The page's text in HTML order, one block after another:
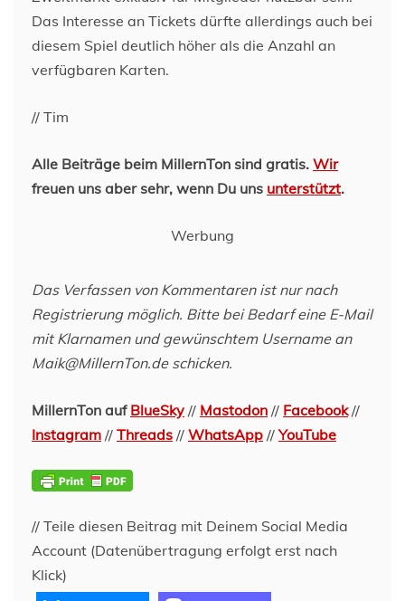
Das Interesse an Tickets dürfte allerdings auch bei
diesem Spiel deutlich höher als die Anzahl an
verfügbaren Karten.
// Tim
Alle Beiträge beim MillernTon sind gratis. Wir
freuen uns aber sehr, wenn Du uns unterstützt.
Werbung
Das Verfassen von Kommentaren ist nur nach
Registrierung möglich. Bitte bei Bedarf eine E-Mail
mit Klarnamen und gewünschtem Username an
Maik@MillernTon.de schicken.
MillernTon auf BlueSky // Mastodon // Facebook//
Instagram // Threads // WhatsApp //YouTube
// Teile diesen Beitrag mit Deinem Social Media
Account (Datenübertragung erfolgt erst nach
Klick)